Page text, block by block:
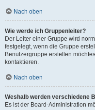
Nach oben
Wie werde ich Gruppenleiter?
Der Leiter einer Gruppe wird
festgelegt, wenn die Gruppe
Benutzergruppe erstellen
kontaktieren.
Nach oben
Weshalb werden verschiedene
Es ist der Board-Administration